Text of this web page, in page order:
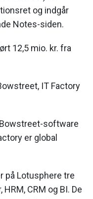
og indgår
Notes-siden.
12,5 mio. kr. fra
IT Factory
software
er global
på Lotusphere tre
CRM og BI. De